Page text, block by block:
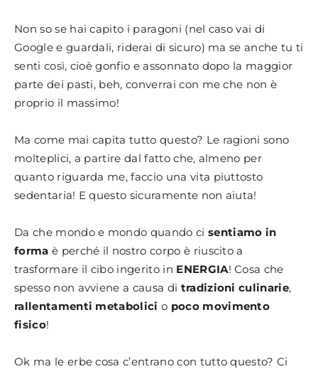
Non so se hai capito i paragoni (nel caso vai di
Google e guardali, riderai di sicuro) ma se anche tu ti
senti così, cioè gonfio e assonnato dopo la maggior
parte dei pasti, beh, converrai con me che non è
proprio il massimo!
Ma come mai capita tutto questo? Le ragioni sono
molteplici, a partire dal fatto che, almeno per
quanto riguarda me, faccio una vita piuttosto
sedentaria! E questo sicuramente non aiuta!
Da che mondo e mondo quando ci sentiamo in
forma è perché il nostro corpo è riuscito a
trasformare il cibo ingerito in ENERGIA! Cosa che
spesso non avviene a causa di tradizioni culinarie,
rallentamenti metabolici o poco movimento
fisico!
Ok ma le erbe cosa c’entrano con tutto questo? Ci